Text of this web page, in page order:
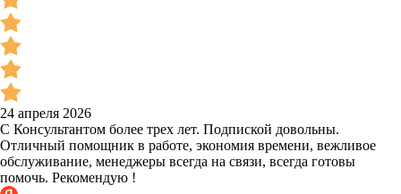
24 апреля 2026
С Консультантом более трех лет. Подпиской довольны.
Отличный помощник в работе, экономия времени, вежливое
обслуживание, менеджеры всегда на связи, всегда готовы
помочь. Рекомендую !